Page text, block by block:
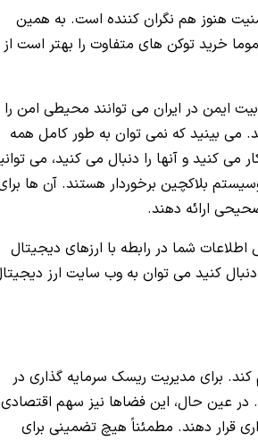
هنوز هم نگران کننده است. به همین
خرید توکن های متفاوت را بهتر است از
ایمن در ایران می توانند محیطی امن را
می بینید که نمی توان به طور کامل همه
می کنید و آنها را دنبال می کنید، می
بلاکچین برخوردار هستند. آن ها
ارائه دهند.
شما در رابطه با ارزهای دیجیتال
کنید می توان به وب سایت ارز
برای مدیریت ریسک سرمایه گذاری در
در عین حال، این فضاها نیز سهم اقتصادی
قرار دهند. مطمئناً هیچ تضمینی برای